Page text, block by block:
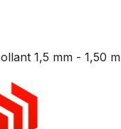
1,5 mm - 1,50 m